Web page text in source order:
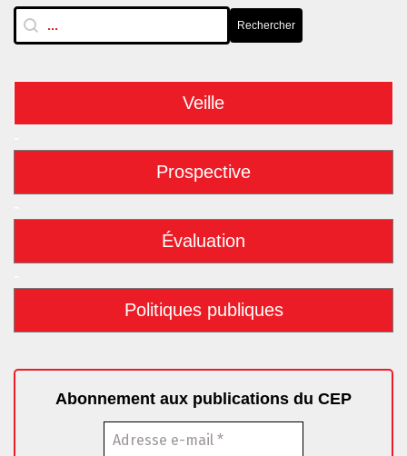
RechTextuelle-BarreLat
Rechercher Rechercher
Veille
Prospective
Évaluation
Politiques publiques
Abonnement aux publications du CEP